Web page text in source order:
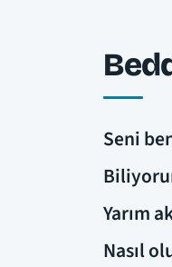
Seni
Yarım
Nasıl